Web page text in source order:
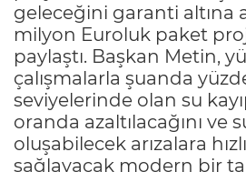
geleceğini garanti altına
milyon Euroluk paket
paylaştı. Başkan Metin,
çalışmalarla şuanda
seviyelerinde olan su
oranda azaltılacağını ve
oluşabilecek arızalara
sağlayacak modern bir